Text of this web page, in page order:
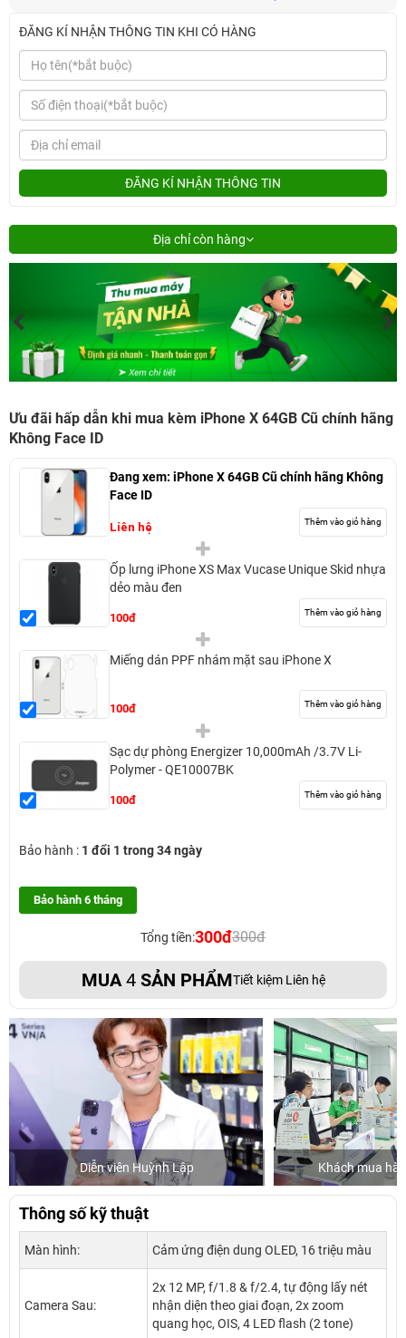
ĐĂNG KÍ NHẬN THÔNG TIN KHI CÓ HÀNG
ĐĂNG KÍ NHẬN THÔNG TIN
Địa chỉ còn hàng
Ưu đãi hấp dẫn khi mua kèm iPhone X 64GB Cũ chính hãng
Không Face ID
Đang xem: iPhone X 64GB Cũ chính hãng Không
Face ID
Liên hệ Thêm vào giỏ hàng
Ốp lưng iPhone XS Max Vucase Unique Skid nhựa
dẻo màu đen
100đ Thêm vào giỏ hàng
Miếng dán PPF nhám mặt sau iPhone X
100đ Thêm vào giỏ hàng
Sạc dự phòng Energizer 10,000mAh /3.7V Li-
Polymer - QE10007BK
100đ Thêm vào giỏ hàng
Bảo hành : 1 đổi 1 trong 34 ngày
Bảo hành 6 tháng
Tổng tiền:300đ300đ
MUA4SẢN PHẨMTiết kiệm Liên hệ
Diễn viên Huỳnh Lập Khách mua
Thông số kỹ thuật
Màn hình: Cảm ứng điện dung OLED, 16 triệu màu
Camera Sau:
2x 12 MP, f/1.8 & f/2.4, tự động lấy nét
nhận diện theo giai đoạn, 2x zoom
quang học, OIS, 4 LED flash (2 tone)